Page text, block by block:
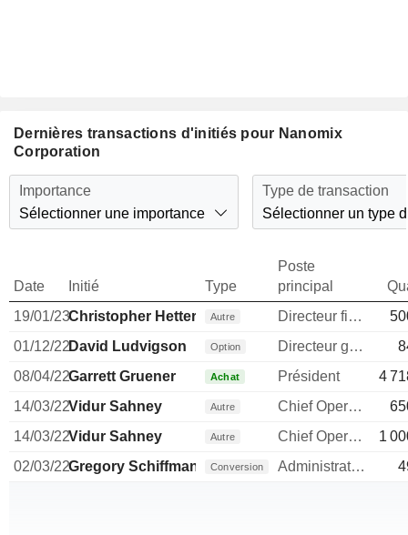
Dernières transactions d'initiés pour Nanomix
Corporation
Importance
Sélectionner une importance
Type de transaction
Sélectionner un type
Date Initié Type
Poste
principal
19/01/23Christopher Hetterly Autre Directeur financier
01/12/22David Ludvigson Option Directeur general
08/04/22Garrett Gruener Achat Président
4
14/03/22Vidur Sahney Autre Chief Operating Officer
14/03/22Vidur Sahney Autre Chief Operating Officer
1
02/03/22Gregory Schiffman Conversion Administrateur